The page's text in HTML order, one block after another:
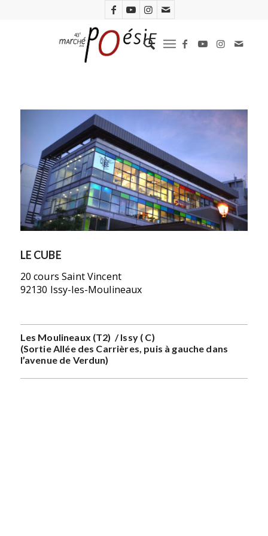
LE CUBE
20 cours Saint Vincent
92130 Issy-les-Moulineaux
Les Moulineaux (T2) / Issy ( C)
(Sortie Allée des Carrières, puis à gauche dans
l’avenue de Verdun)